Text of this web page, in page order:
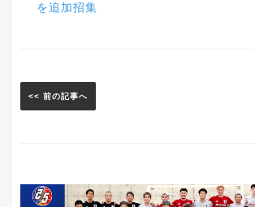
を追加招集
<< 前の記事へ